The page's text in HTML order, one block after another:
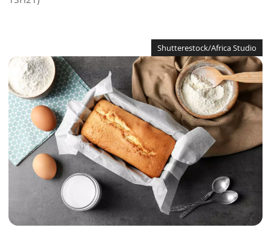
Shutterestock/Africa Studio